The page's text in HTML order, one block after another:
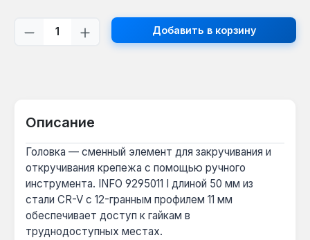
Количество продукта: введите
Добавить в корзину
Описание
Головка — сменный элемент для закручивания и
откручивания крепежа с помощью ручного
инструмента. INFO 9295011 I длиной 50 мм из
стали CR-V с 12-гранным профилем 11 мм
обеспечивает доступ к гайкам в
труднодоступных местах.